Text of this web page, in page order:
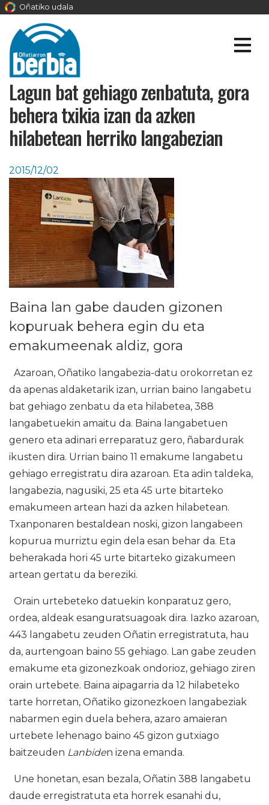
Oñatiko udala
Lagun bat gehiago zenbatuta, gora
behera txikia izan da azken
hilabetean herriko langabezian
2015/12/02
Baina lan gabe dauden gizonen
kopuruak behera egin du eta
emakumeenak aldiz, gora
Azaroan, Oñatiko langabezia-datu orokorretan ez
da apenas aldaketarik izan, urrian baino langabetu
bat gehiago zenbatu da eta hilabetea, 388
langabetuekin amaitu da. Baina langabetuen
genero eta adinari erreparatuz gero, ñabardurak
ikusten dira. Urrian baino 11 emakume langabetu
gehiago erregistratu dira azaroan. Eta adin taldeka,
langabezia, nagusiki, 25 eta 45 urte bitarteko
emakumeen artean hazi da azken hilabetean.
Txanponaren bestaldean noski, gizon langabeen
kopurua murriztu egin dela esan behar da. Eta
beherakada hori 45 urte bitarteko gizakumeen
artean gertatu da bereziki.
Orain urtebeteko datuekin konparatuz gero,
ordea, aldeak esanguratsuagoak dira. Iazko azaroan,
443 langabetu zeuden Oñatin erregistratuta, hau
da, aurtengoan baino 55 gehiago. Lan gabe zeuden
emakume eta gizonezkoak ondorioz, gehiago ziren
orain urtebete. Baina aipagarria da 12 hilabeteko
tarte horretan, Oñatiko gizonezkoen langabeziak
nabarmen egin duela behera, azaro amaieran
urtebete lehenago baino 45 gizon gutxiago
baitzeuden Lanbiden izena emanda.
Une honetan, esan bezala, Oñatin 388 langabetu
daude erregistratuta eta horrek esanahi du,